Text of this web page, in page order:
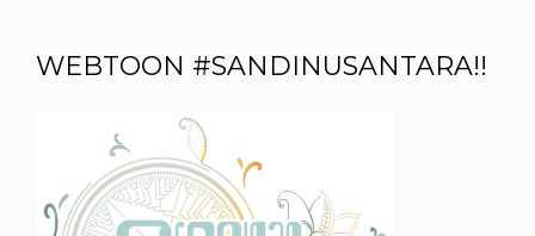
WEBTOON #SANDINUSANTARA!!